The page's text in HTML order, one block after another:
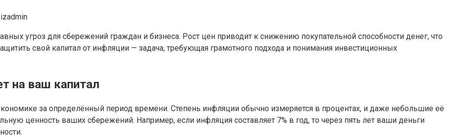
угроз для сбережений граждан и бизнеса. Рост цен приводит к снижению покупательной способности денег, что
свой капитал от инфляции — задача, требующая грамотного подхода и понимания инвестиционных
на ваш капитал
за определённый период времени. Степень инфляции обычно измеряется в процентах, и даже небольшие её
ценность ваших сбережений. Например, если инфляция составляет 7% в год, то через пять лет ваши деньги